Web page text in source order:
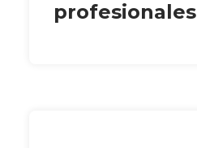
profesionales